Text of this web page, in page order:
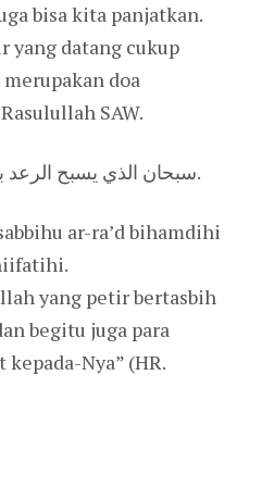
bisa kita panjatkan.
yang datang cukup
doa
SAW.
سبحان الذي يسبح الرعد بحمده وملائكته من خيفته.
ar-ra’d bihamdihi
yang petir bertasbih
begitu juga para
Nya” (HR.